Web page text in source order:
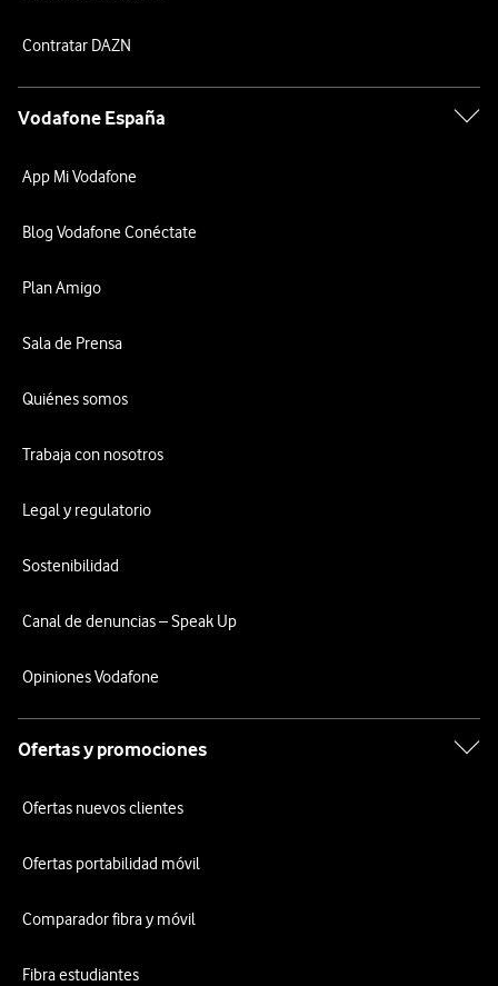
Contratar DAZN
Vodafone España
App Mi Vodafone
Blog Vodafone Conéctate
Plan Amigo
Sala de Prensa
Quiénes somos
Trabaja con nosotros
Legal y regulatorio
Sostenibilidad
Canal de denuncias – Speak Up
Opiniones Vodafone
Ofertas y promociones
Ofertas nuevos clientes
Ofertas portabilidad móvil
Comparador fibra y móvil
Fibra estudiantes